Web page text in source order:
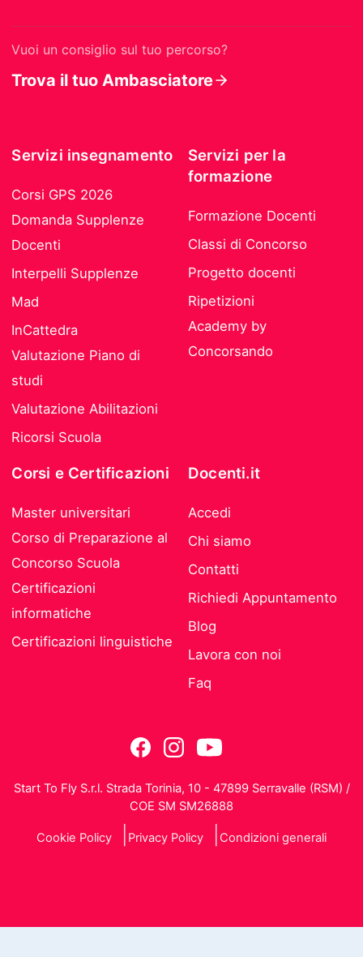
Vuoi un consiglio sul tuo percorso?
Trova il tuo Ambasciatore
Servizi insegnamento
Corsi GPS 2026
Domanda Supplenze
Docenti
Interpelli Supplenze
Mad
InCattedra
Valutazione Piano di
studi
Valutazione Abilitazioni
Ricorsi Scuola
Servizi per la
formazione
Formazione Docenti
Classi di Concorso
Progetto docenti
Ripetizioni
Academy by
Concorsando
Corsi e Certificazioni
Master universitari
Corso di Preparazione al
Concorso Scuola
Certificazioni
informatiche
Certificazioni linguistiche
Docenti.it
Accedi
Chi siamo
Contatti
Richiedi Appuntamento
Blog
Lavora con noi
Faq
Start To Fly S.r.l. Strada Torinia, 10 - 47899 Serravalle (RSM) /
COE SM SM26888
Cookie Policy Privacy Policy Condizioni generali